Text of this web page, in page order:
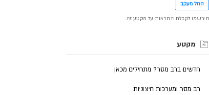
החל מעקב
הירשמו לקבלת התראות על מקטע זה.
מקטע
חדשים ברב מסר? מתחילים מכאן
רב מסר ומערכות חיצוניות